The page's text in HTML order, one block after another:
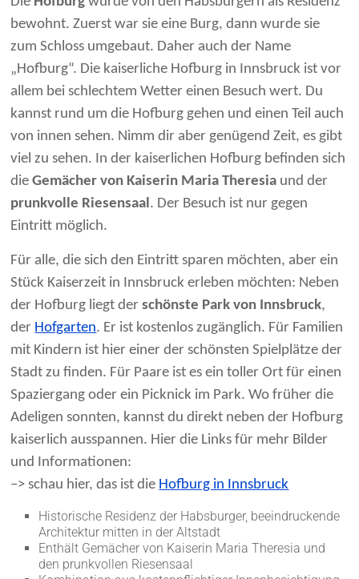
bewohnt. Zuerst war sie eine Burg, dann wurde sie
zum Schloss umgebaut. Daher auch der Name
„Hofburg“. Die kaiserliche Hofburg in Innsbruck ist vor
allem bei schlechtem Wetter einen Besuch wert. Du
kannst rund um die Hofburg gehen und einen Teil auch
von innen sehen. Nimm dir aber genügend Zeit, es gibt
viel zu sehen. In der kaiserlichen Hofburg befinden sich
dieGemächer von Kaiserin Maria Theresia und der
prunkvolle Riesensaal. Der Besuch ist nur gegen
Eintritt möglich.
Für alle, die sich den Eintritt sparen möchten, aber ein
Stück Kaiserzeit in Innsbruck erleben möchten: Neben
der Hofburg liegt derschönste Park von Innsbruck,
der Hofgarten. Er ist kostenlos zugänglich. Für Familien
mit Kindern ist hier einer der schönsten Spielplätze der
Stadt zu finden. Für Paare ist es ein toller Ort für einen
Spaziergang oder ein Picknick im Park. Wo früher die
Adeligen sonnten, kannst du direkt neben der Hofburg
kaiserlich ausspannen. Hier die Links für mehr Bilder
und Informationen:
–> schau hier, das ist die Hofburg in Innsbruck
Historische Residenz der Habsburger, beeindruckende
Architektur mitten in der Altstadt
Enthält Gemächer von Kaiserin Maria Theresia und
den prunkvollen Riesensaal